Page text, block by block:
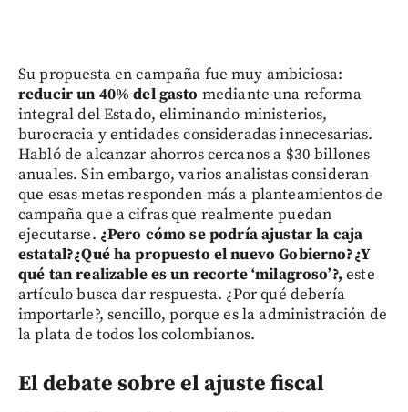
Su propuesta en campaña fue muy ambiciosa:
reducir un 40% del gasto mediante una reforma
integral del Estado, eliminando ministerios,
burocracia y entidades consideradas innecesarias.
Habló de alcanzar ahorros cercanos a $30 billones
anuales. Sin embargo, varios analistas consideran
que esas metas responden más a planteamientos de
campaña que a cifras que realmente puedan
ejecutarse. ¿Pero cómo se podría ajustar la caja
estatal?¿Qué ha propuesto el nuevo Gobierno?¿Y
qué tan realizable es un recorte ‘milagroso’?, este
artículo busca dar respuesta. ¿Por qué debería
importarle?, sencillo, porque es la administración de
la plata de todos los colombianos.
El debate sobre el ajuste fiscal